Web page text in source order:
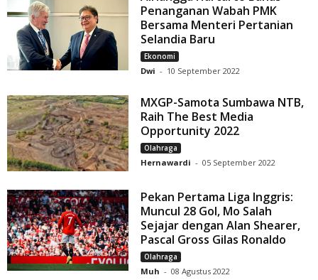
Penanganan Wabah PMK
Bersama Menteri Pertanian
Selandia Baru
Ekonomi
Dwi - 10 September 2022
MXGP-Samota Sumbawa NTB,
Raih The Best Media
Opportunity 2022
Olahraga
Hernawardi - 05 September 2022
Pekan Pertama Liga Inggris:
Muncul 28 Gol, Mo Salah
Sejajar dengan Alan Shearer,
Pascal Gross Gilas Ronaldo
Olahraga
Muh - 08 Agustus 2022